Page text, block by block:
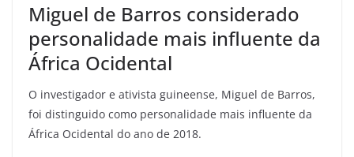
Miguel de Barros considerado
personalidade mais influente da
África Ocidental
O investigador e ativista guineense, Miguel de Barros,
foi distinguido como personalidade mais influente da
África Ocidental do ano de 2018.